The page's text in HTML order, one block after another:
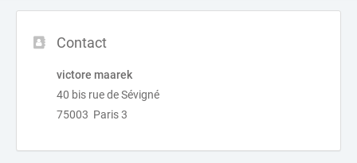
Contact
victore maarek
40 bis rue de Sévigné
75003 Paris 3